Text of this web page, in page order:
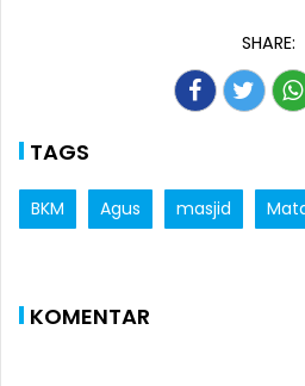
SHARE:
TAGS
BKM Agus masjid
KOMENTAR